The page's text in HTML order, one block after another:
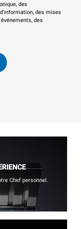
des
des mises
des
Chef personnel.